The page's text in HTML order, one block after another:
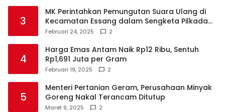
3
MK Perintahkan Pemungutan Suara Ulang di
Kecamatan Essang dalam Sengketa Pilkada
Talaud
Februari 24, 2025 2
4
Harga Emas Antam Naik Rp12 Ribu, Sentuh
Rp1,691 Juta per Gram
Februari 19, 2025 2
5
Menteri Pertanian Geram, Perusahaan Minyak
Goreng Nakal Terancam Ditutup
Maret 9, 2025 2